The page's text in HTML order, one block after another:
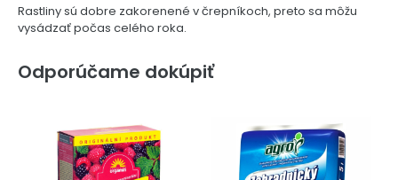
Rastliny sú dobre zakorenené v črepníkoch, preto sa môžu
vysádzať počas celého roka.
Odporúčame dokúpiť